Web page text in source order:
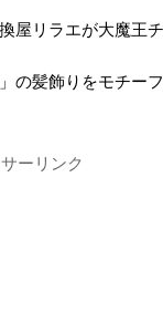
リラエが大魔王
の髪飾りをモチー
ーリンク